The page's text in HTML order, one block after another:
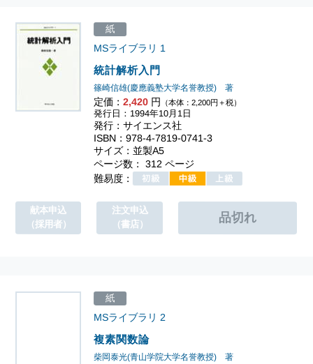
統計解析入門
MSライブラリ 1
篠崎信雄(慶應義塾大学名誉教授) 著
定価：2,420 円 （本体：2,200円＋税）
紙
発行日：1994年10月1日
発行：サイエンス社
ISBN：978-4-7819-0741-3
サイズ：並製A5
ページ数： 312 ページ
難易度：
献本申込
（採用者）
注文申込
（書店）
複素関数論
MSライブラリ 2
柴岡泰光(青山学院大学名誉教授) 著
紙